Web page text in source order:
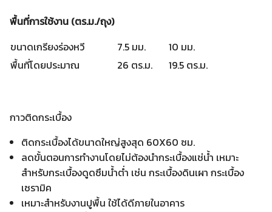
พื้นที่การใช้งาน (ตร.ม./ถุง)
ขนาดเกรียงร่องหวี
7.5 มม.
10 มม.
พื้นที่โดยประมาณ
26 ตร.ม. 19.5 ตร.ม.
กาวติดกระเบื้อง
ติดกระเบื้องได้ขนาดใหญ่สูงสุด 60X60 ซม.
ลดขั้นตอนการทำงานโดยไม่ต้องนำกระเบื้องแช่น้ำ เหมาะ
สำหรับกระเบื้องดูดซึมน้ำต่ำ เช่น กระเบื้องดินเผา กระเบื้อง
เซรามิค
เหมาะสำหรับงานปูพื้น ใช้ได้ดีภายในอาคาร